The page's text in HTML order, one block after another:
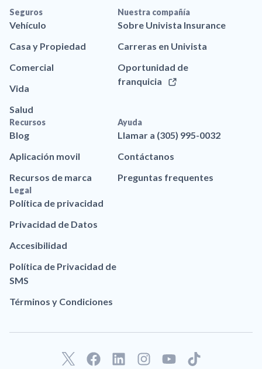
Seguros
Vehículo
Casa y Propiedad
Comercial
Vida
Salud
Nuestra compañía
Sobre Univista Insurance
Carreras en Univista
Oportunidad de
franquicia
Recursos
Blog
Aplicación movil
Recursos de marca
Ayuda
Llamar a (305) 995-0032
Contáctanos
Preguntas frequentes
Legal
Política de privacidad
Privacidad de Datos
Accesibilidad
Política de Privacidad de
SMS
Términos y Condiciones
F
L
I
Y
T